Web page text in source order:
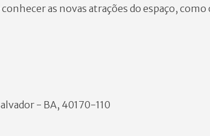
as novas atrações do espaço,
- BA, 40170-110